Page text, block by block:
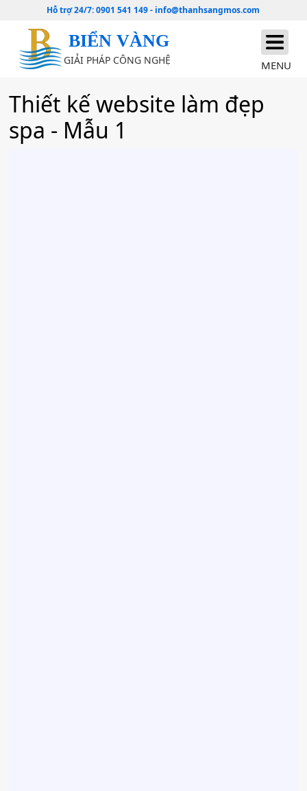
Hỗ trợ 24/7:0901 541 149- info@thanhsangmos.com
BIỂN VÀNG
GIẢI PHÁP CÔNG NGHỆ MENU
Thiết kế website làm đẹp
spa - Mẫu 1